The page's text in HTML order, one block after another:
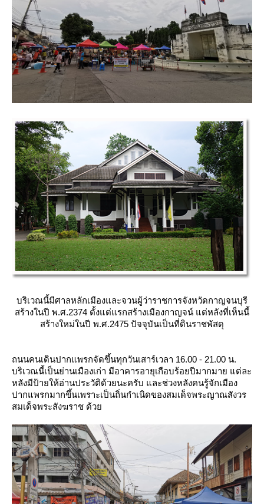
บริเวณนี้มีศาลหลักเมืองและจวนผู้ว่าราชการจังหวัดกาญจนบุรี
สร้างในปี พ.ศ.2374 ตั้งแต่แรกสร้างเมืองกาญจน์ แต่หลังที่เห็นนี้
สร้างใหม่ในปี พ.ศ.2475 ปัจจุบันเป็นที่ดินราชพัสดุ
ถนนคนเดินปากแพรกจัดขึ้นทุกวันเสาร์เวลา 16.00 - 21.00 น.
บริเวณนี้เป็นย่านเมืองเก่า มีอาคารอายุเกือบร้อยปีมากมาย แต่ละ
หลังมีป้ายให้อ่านประวัติด้วยนะครับ และช่วงหลังคนรู้จักเมือง
ปากแพรกมากขึ้นเพราะเป็นถิ่นกำเนิดของสมเด็จพระญาณสังวร
สมเด็จพระสังฆราช ด้ว